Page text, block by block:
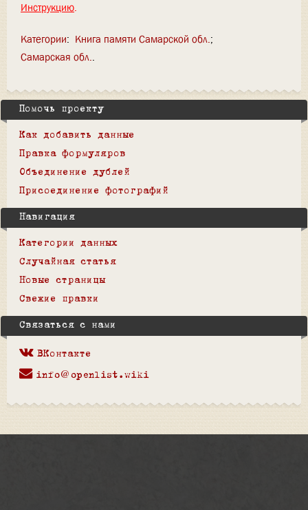
Инструкцию.
Категории: Книга памяти Самарской обл.
Самарская обл.
Помочь проекту
Как добавить данные
Правка формуляров
Объединение дублей
Присоединение фотографий
Навигация
Категории данных
Случайная статья
Новые страницы
Свежие правки
Связаться с нами
ВКонтакте
info@openlist.wiki